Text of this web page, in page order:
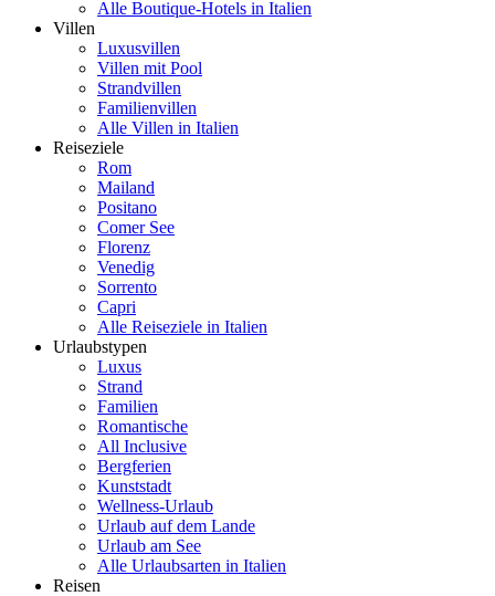
Alle Boutique-Hotels in Italien
Villen
Luxusvillen
Villen mit Pool
Strandvillen
Familienvillen
Alle Villen in Italien
Reiseziele
Rom
Mailand
Positano
Comer See
Florenz
Venedig
Sorrento
Capri
Alle Reiseziele in Italien
Urlaubstypen
Luxus
Strand
Familien
Romantische
All Inclusive
Bergferien
Kunststadt
Wellness-Urlaub
Urlaub auf dem Lande
Urlaub am See
Alle Urlaubsarten in Italien
Reisen